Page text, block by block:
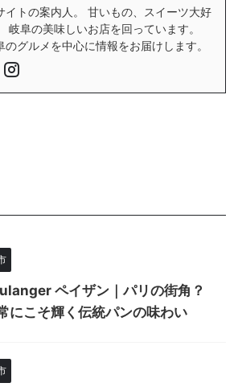
イトの案内人。 甘いもの、スイーツ大好
岐阜の美味しいお店を回っています。
のグルメを中心に情報をお届けします。
ペイザン｜パリの街角？
にこそ輝く伝統パンの味わい